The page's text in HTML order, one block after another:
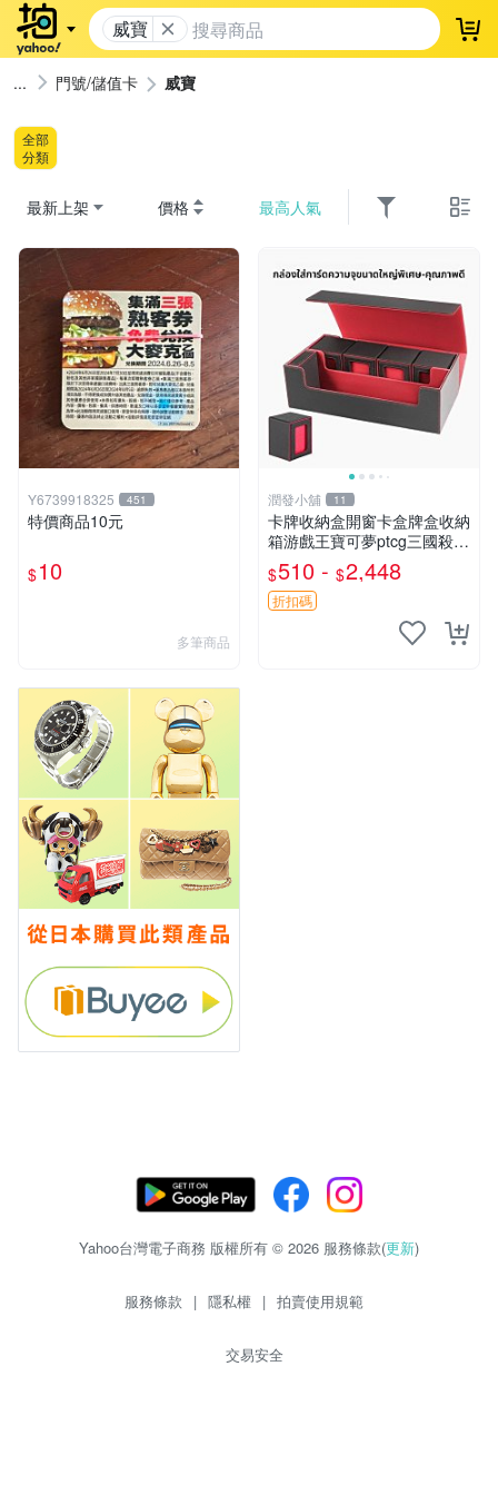
威寶 登
門號/儲值卡 威寶
全部
分類
最新上架 價格 最高人氣
Y6739918325 451
特價商品10元
$10
多筆商品
潤發小舖 11
卡牌收納盒開窗卡盒牌盒收納
箱游戲王寶可夢ptcg三國殺海
賊王dtcg
$510 - $2,448
折扣碼
Yahoo台灣電子商務 版權所有 © 2026 服務條款(更新)
服務條款 | 隱私權 | 拍賣使用規範
交易安全